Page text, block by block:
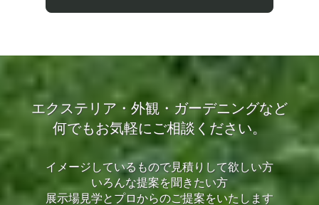
エクステリア・外観・ガーデニングなど
何でもお気軽にご相談ください。
イメージしているもので見積りして欲しい方
いろんな提案を聞きたい方
展示場見学とプロからのご提案をいたします